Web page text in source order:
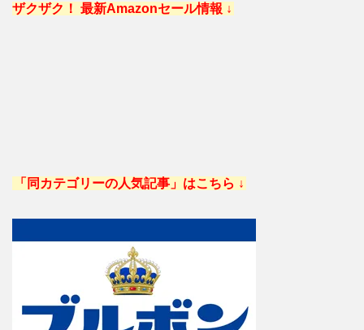
ザクザク！ 最新Amazonセール情報 ↓
「同カテゴリーの人気記事」はこちら ↓